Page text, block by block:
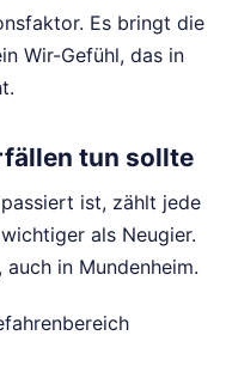
Es bringt die
Wir-Gefühl, das in
tun sollte
ist, zählt jede
als Neugier.
in Mundenheim.